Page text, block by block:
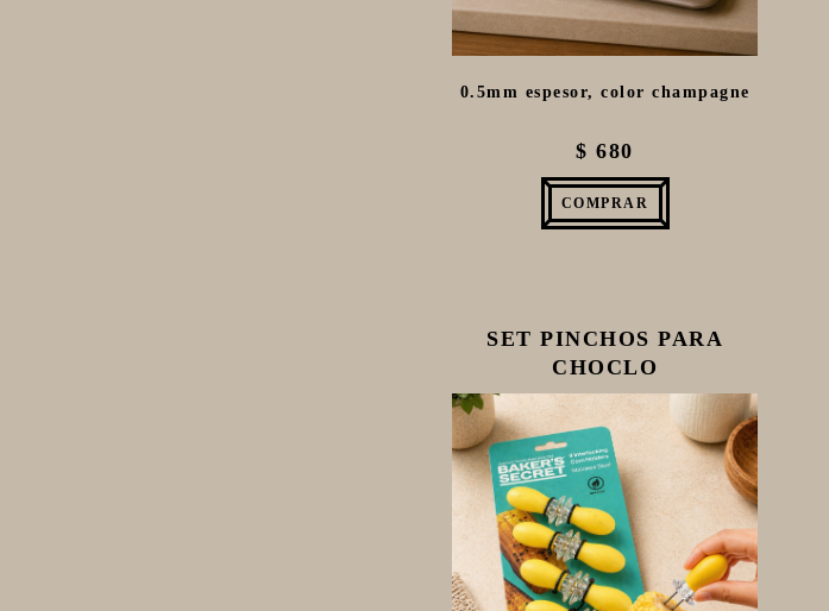
0.5mm espesor, color champagne
$ 680
COMPRAR
SET PINCHOS PARA
CHOCLO